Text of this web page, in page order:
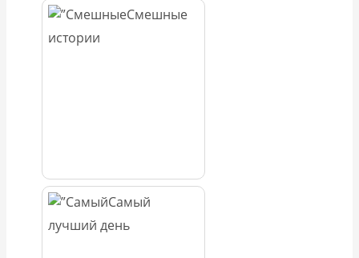
Смешные
истории
Самый
лучший день